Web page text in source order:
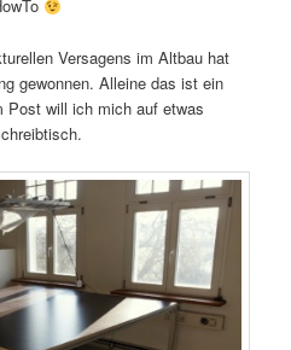
Versagens im Altbau hat
gewonnen. Alleine das ist ein
Post will ich mich auf etwas